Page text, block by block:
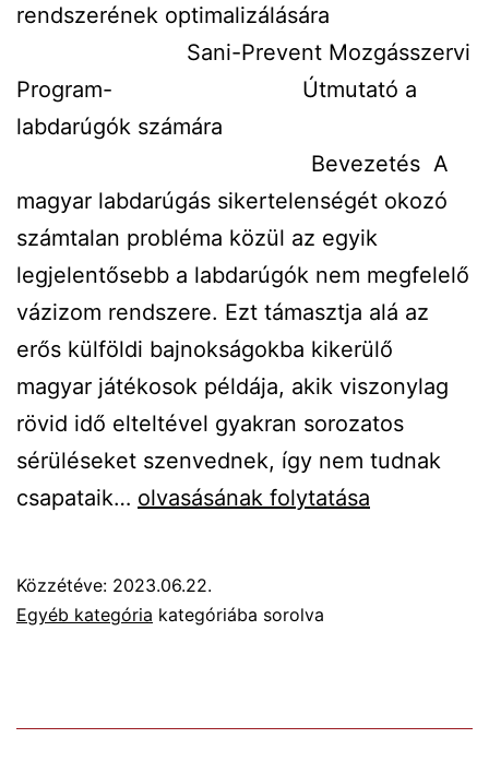
rendszerének optimalizálására
Sani-Prevent Mozgásszervi
Program- Útmutató a
labdarúgók számára
Bevezetés A
magyar labdarúgás sikertelenségét okozó
számtalan probléma közül az egyik
legjelentősebb a labdarúgók nem megfelelő
vázizom rendszere. Ezt támasztja alá az
erős külföldi bajnokságokba kikerülő
magyar játékosok példája, akik viszonylag
rövid idő elteltével gyakran sorozatos
sérüléseket szenvednek, így nem tudnak
csapataik… Egészségügyi
olvasásának folytatása
Közzétéve: 2023.06.22.
Egyéb kategória kategóriába sorolva